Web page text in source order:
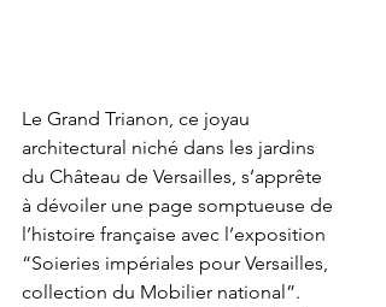
Le Grand Trianon, ce joyau
architectural niché dans les jardins
du Château de Versailles, s’apprête
à dévoiler une page somptueuse de
l’histoire française avec l’exposition
“Soieries impériales pour Versailles,
collection du Mobilier national”.